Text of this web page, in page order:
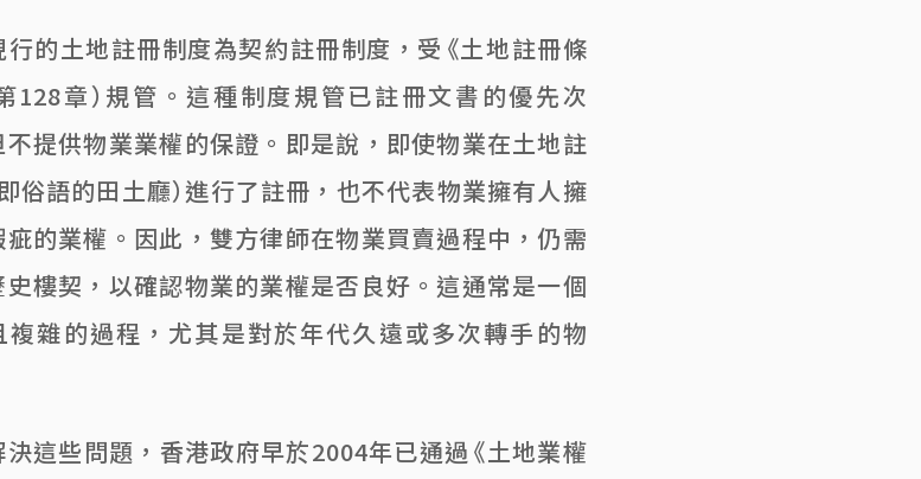
行的土地註冊制度為契約註冊制度，受《土地註冊條
第128章）規管。這種制度規管已註冊文書的優先次
不提供物業業權的保證。即是說，即使物業在土地註
俗語的田土廳）進行了註冊，也不代表物業擁有人擁
疵的業權。因此，雙方律師在物業買賣過程中，仍需
史樓契，以確認物業的業權是否良好。這通常是一個
複雜的過程，尤其是對於年代久遠或多次轉手的物
決這些問題，香港政府早於2004年已通過《土地業權